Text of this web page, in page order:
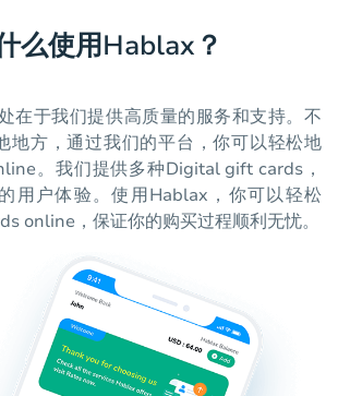
么使用Hablax？
在于我们提供高质量的服务和支持。不
地方，通过我们的平台，你可以轻松地
。我们提供多种Digital gift cards，
用户体验。使用Hablax，你可以轻松
online，保证你的购买过程顺利无忧。